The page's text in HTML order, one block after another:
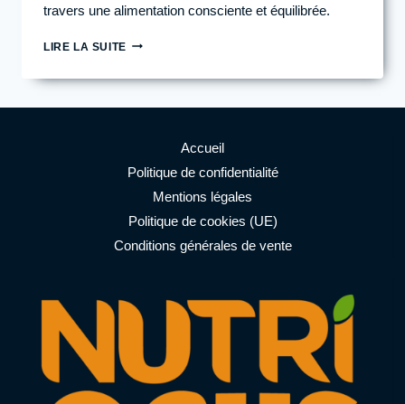
travers une alimentation consciente et équilibrée.
LIRE LA SUITEFAIS
À
5
LISTE
INGRÉDIENTS
PRODUIT
TA
SANTÉ
Accueil
Politique de confidentialité
Mentions légales
Politique de cookies (UE)
Conditions générales de vente